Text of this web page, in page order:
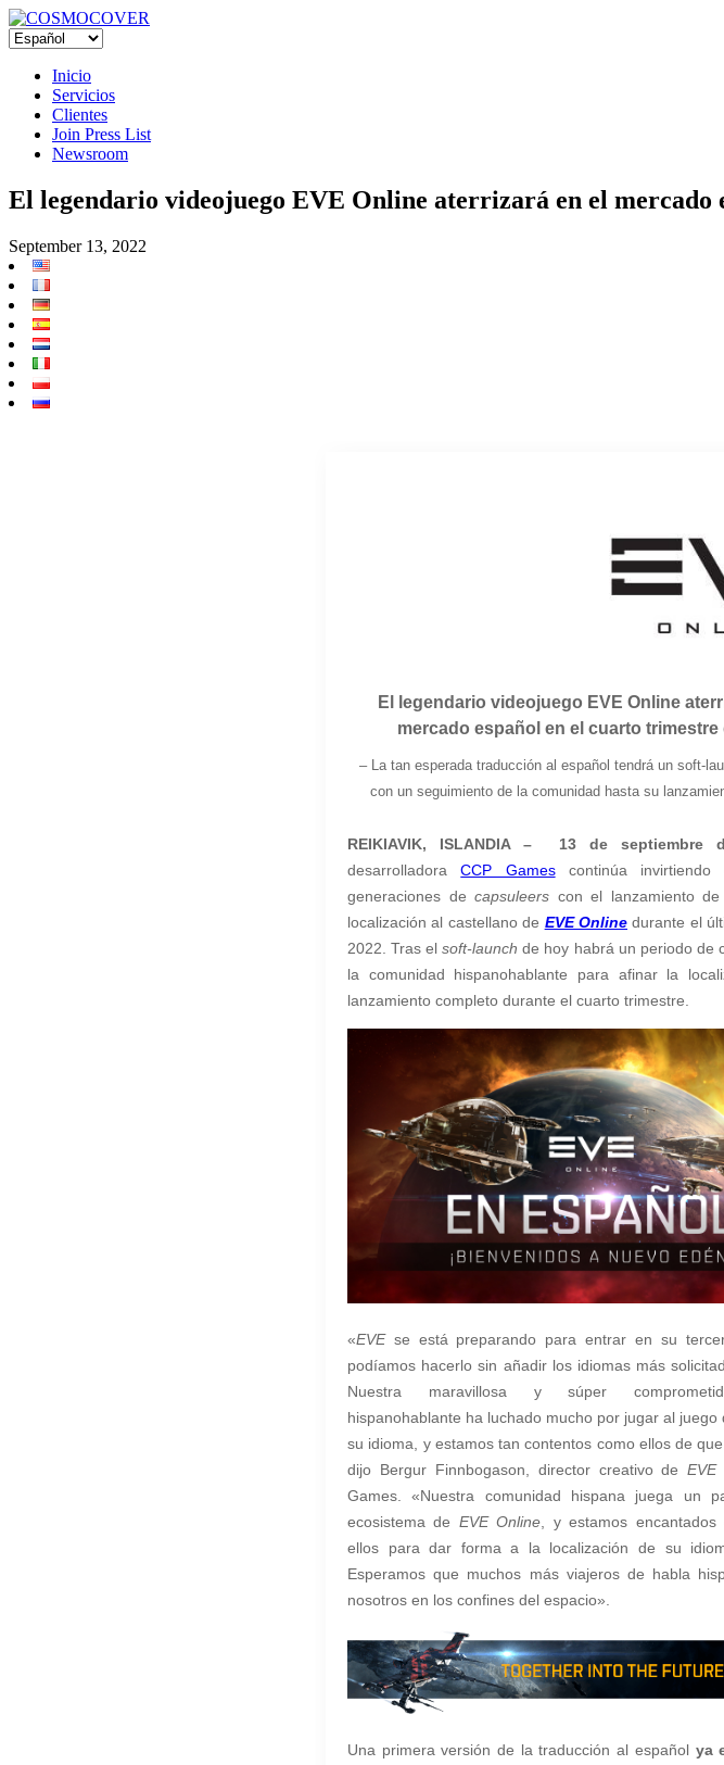
Inicio
Servicios
Clientes
Join Press List
Newsroom
El legendario videojuego EVE Online aterrizará en el mercado
September 13, 2022
El legendario videojuego EVE Online
mercado español en el cuarto trimestre
– La tan esperada traducción al español tendrá un soft-
con un seguimiento de la comunidad hasta su
REIKIAVIK, ISLANDIA – 13de septiembre
desarrolladora
CCP Gamescontinúa invirtiendo
generaciones decapsuleers con el lanzamiento
localización al castellano de EVE Online durante el
2022 . Tras elsoft-launch de hoy habrá un periodo de
la comunidad hispanohablante para afinar la
lanzamiento completo durante el cuarto trimestre.
«EVEse está preparando para entrar en su
podíamos hacerlo sin añadir los idiomas más
Nuestra maravillosa y súper
hispanohablante ha luchado mucho por jugar al juego
su idioma, y estamos tan contentos como ellos de
dijo Bergur Finnbogason, director creativo deEVE
Games. «Nuestra comunidad hispana juega un
ecosistema de EVE Online , y estamos
ellos para dar forma a la localización de su
Esperamos que muchos más viajeros de habla
nosotros en los confines del espacio».
Una primera versión de la traducción al español ya